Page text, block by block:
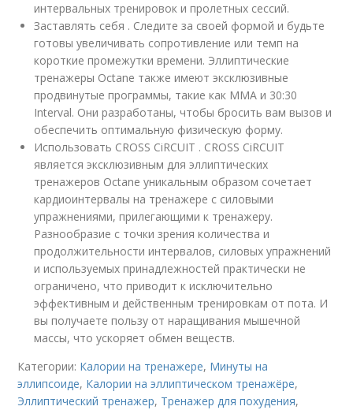
интервальных тренировок и пролетных сессий.
Заставлять себя . Следите за своей формой и будьте
готовы увеличивать сопротивление или темп на
короткие промежутки времени. Эллиптические
тренажеры Octane также имеют эксклюзивные
продвинутые программы, такие как MMA и 30:30
Interval. Они разработаны, чтобы бросить вам вызов и
обеспечить оптимальную физическую форму.
Использовать CROSS CiRCUIT . CROSS CiRCUIT
является эксклюзивным для эллиптических
тренажеров Octane уникальным образом сочетает
кардиоинтервалы на тренажере с силовыми
упражнениями, прилегающими к тренажеру.
Разнообразие с точки зрения количества и
продолжительности интервалов, силовых упражнений
и используемых принадлежностей практически не
ограничено, что приводит к исключительно
эффективным и действенным тренировкам от пота. И
вы получаете пользу от наращивания мышечной
массы, что ускоряет обмен веществ.
Категории: Калории на тренажере, Минуты на
эллипсоиде, Калории на эллиптическом тренажёре,
Эллиптический тренажер, Тренажер для похудения,